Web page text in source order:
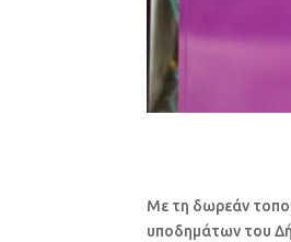
Με τη δωρεάν
υποδημάτων του